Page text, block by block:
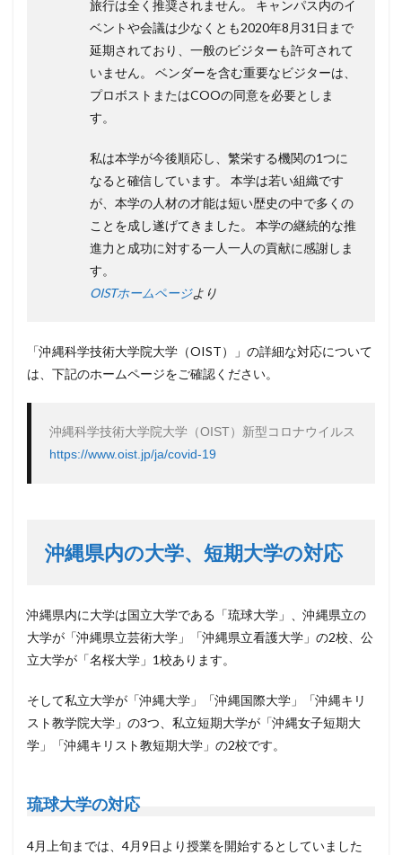
旅行は全く推奨されません。 キャンパス内のイ
ベントや会議は少なくとも2020年8月31日まで
延期されており、一般のビジターも許可されて
いません。 ベンダーを含む重要なビジターは、
プロボストまたはCOOの同意を必要としま
す。
私は本学が今後順応し、繁栄する機関の1つに
なると確信しています。 本学は若い組織です
が、本学の人材の才能は短い歴史の中で多くの
ことを成し遂げてきました。 本学の継続的な推
進力と成功に対する一人一人の貢献に感謝しま
す。
OISTホームページより
「沖縄科学技術大学院大学（OIST）」の詳細な対応について
は、下記のホームページをご確認ください。
https://www.oist.jp/ja/covid-19
沖縄県内の大学、短期大学の対応
沖縄県内に大学は国立大学である「琉球大学」、沖縄県立の
大学が「沖縄県立芸術大学」「沖縄県立看護大学」の2校、公
立大学が「名桜大学」1校あります。
そして私立大学が「沖縄大学」「沖縄国際大学」「沖縄キリ
スト教学院大学」の3つ、私立短期大学が「沖縄女子短期大
学」「沖縄キリスト教短期大学」の2校です。
琉球大学の対応
4月上旬までは、4月9日より授業を開始するとしていました